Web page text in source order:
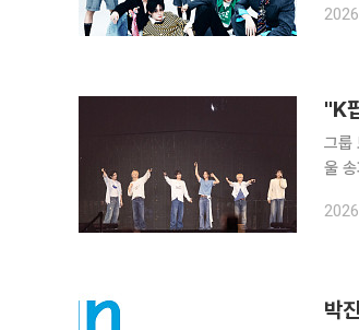
록곡
그룹
울
월
박